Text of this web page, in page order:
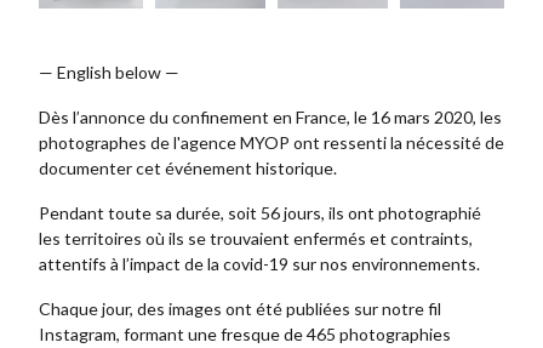
— English below —
Dès l’annonce du confinement en France, le 16 mars 2020, les
photographes de l'agence MYOP ont ressenti la nécessité de
documenter cet événement historique.
Pendant toute sa durée, soit 56 jours, ils ont photographié
les territoires où ils se trouvaient enfermés et contraints,
attentifs à l’impact de la covid-19 sur nos environnements.
Chaque jour, des images ont été publiées sur notre fil
Instagram, formant une fresque de 465 photographies